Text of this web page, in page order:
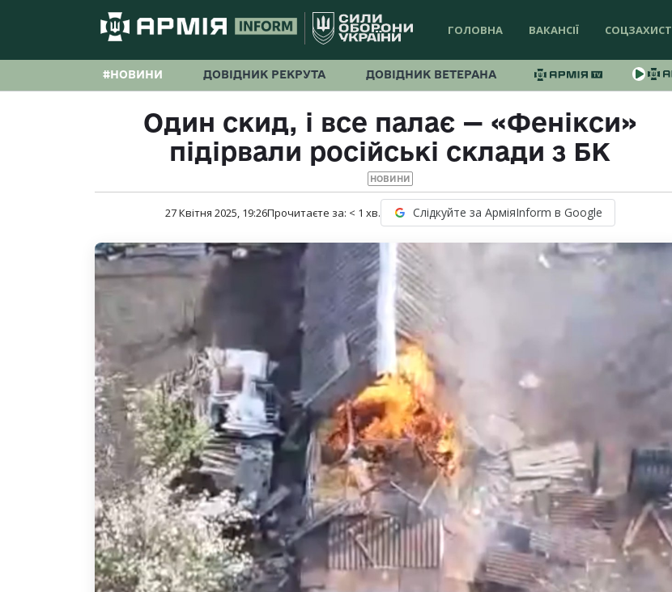
ГОЛОВНА ВАКАНСІЇ СОЦЗАХИСТ
#НОВИНИ ДОВІДНИК РЕКРУТА ДОВІДНИК ВЕТЕРАНА
Один скид, і все палає — «Фенікси»
підірвали російські склади з БК
НОВИНИ
27 Квітня 2025, 19:26Прочитаєте за: < 1 хв. Слідкуйте за АрміяInform в Google